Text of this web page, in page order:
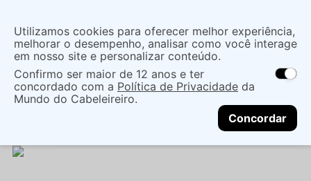
localização
As ofertas e opções de entrega variam de
acordo com a região.Não sei meu CEP
CONTINUAR
O que você procura?
Maquiagem
Acessórios De Maquiagem
KIT VIZZELA ESSENT MAKE 2 ESP + 1
Utilizamos cookies para oferecer melhor experiência,
melhorar o desempenho, analisar como você interage
em nosso site e personalizar conteúdo.
Confirmo ser maior de 12 anos e ter
concordado com a Política de Privacidade da
Mundo do Cabeleireiro.
Concordar